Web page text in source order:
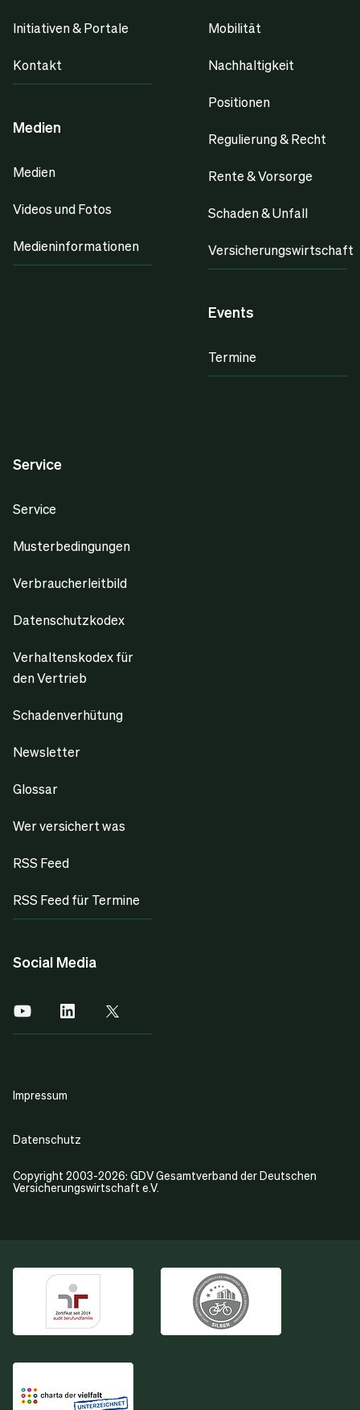
Initiativen & Portale
Kontakt
Medien
Medien
Videos und Fotos
Medieninformationen
Mobilität
Nachhaltigkeit
Positionen
Regulierung & Recht
Rente & Vorsorge
Schaden & Unfall
Versicherungswirtschaft
Events
Termine
Service
Service
Musterbedingungen
Verbraucherleitbild
Datenschutzkodex
Verhaltenskodex für
den Vertrieb
Schadenverhütung
Newsletter
Glossar
Wer versichert was
RSS Feed
RSS Feed für Termine
Social Media
Copyright 2003-2026: GDV Gesamtverband der Deutschen
Versicherungswirtschaft e.V.
Impressum
Datenschutz